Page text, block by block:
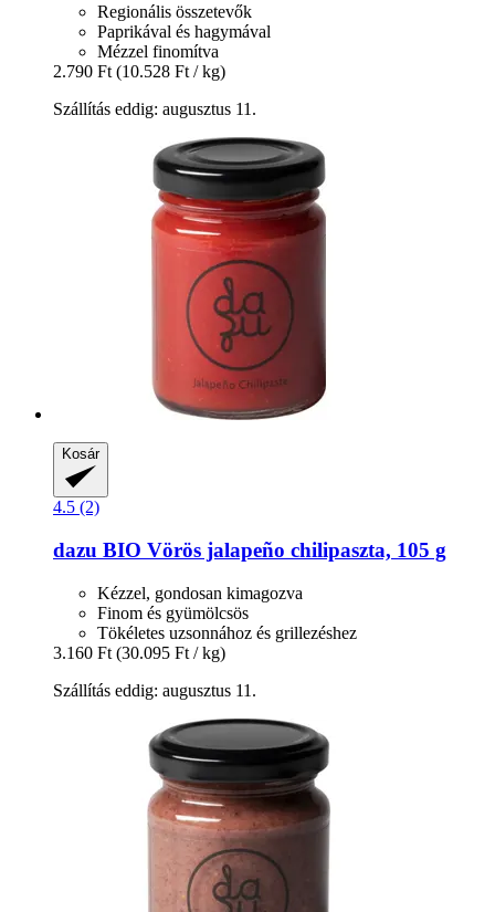
Regionális összetevők
Paprikával és hagymával
Mézzel finomítva
2.790 Ft (10.528 Ft / kg)
Szállítás eddig: augusztus 11.
Kosár
4.5 (2)
dazu BIO Vörös jalapeño chilipaszta, 105 g
Kézzel, gondosan kimagozva
Finom és gyümölcsös
Tökéletes uzsonnához és grillezéshez
3.160 Ft (30.095 Ft / kg)
Szállítás eddig: augusztus 11.